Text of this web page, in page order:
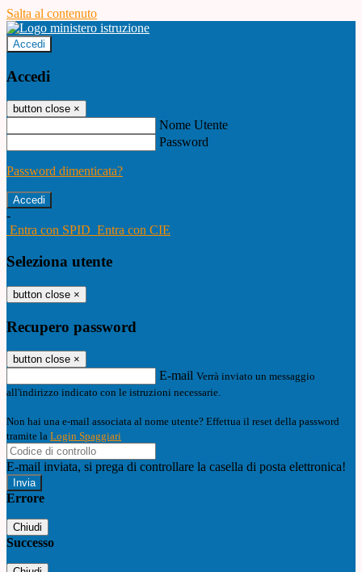
Salta al contenuto
Accedi
Accedi
button close ×
Nome Utente
Password
Password dimenticata?
-
Entra con SPID Entra con CIE
Seleziona utente
button close ×
Recupero password
button close ×
E-mail Verrà inviato un messaggio
all'indirizzo indicato con le istruzioni necessarie.
Non hai una e-mail associata al nome utente? Effettua il reset della password
tramite la Login Spaggiari
E-mail inviata, si prega di controllare la casella di posta elettronica!
Errore
Chiudi
Successo